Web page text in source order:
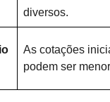
diversos.
As cotações
podem ser